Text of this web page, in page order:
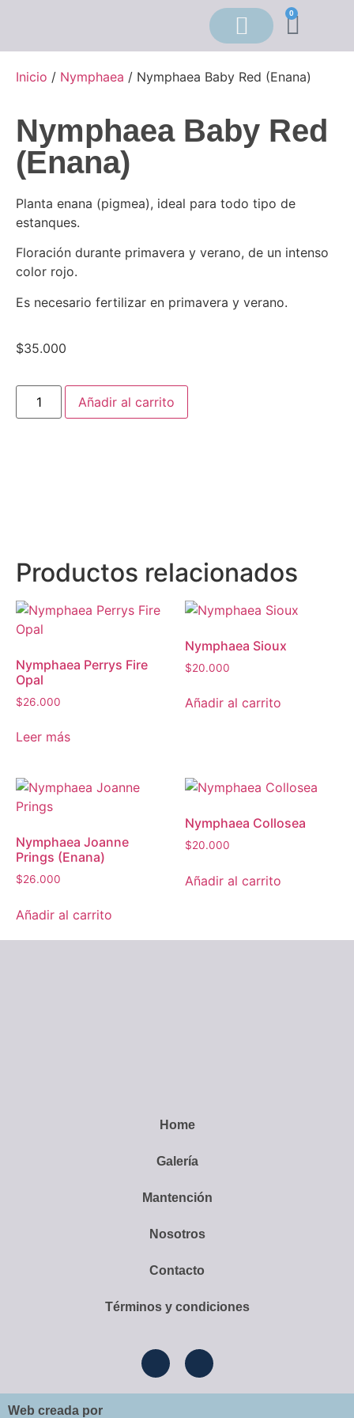
0
Inicio / Nymphaea / Nymphaea Baby Red (Enana)
Nymphaea Baby Red
(Enana)
Planta enana (pigmea), ideal para todo tipo de
estanques.
Floración durante primavera y verano, de un intenso
color rojo.
Es necesario fertilizar en primavera y verano.
$35.000
Añadir al carrito
Productos relacionados
Nymphaea Perrys Fire
Opal
$26.000
Leer más
Nymphaea Sioux
$20.000
Añadir al carrito
Nymphaea Joanne
Prings (Enana)
$26.000
Añadir al carrito
Nymphaea Collosea
$20.000
Añadir al carrito
Home
Galería
Mantención
Nosotros
Contacto
Términos y condiciones
Web creada por